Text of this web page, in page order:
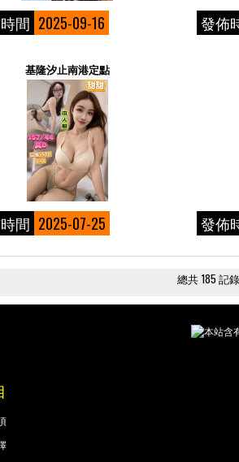
間 2025-09-16 發佈
基隆汐止南港定點
間 2025-07-25 發佈
總共 185 記
本站含